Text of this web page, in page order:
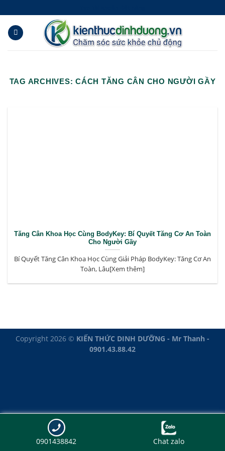
to
content
TAG ARCHIVES:CÁCH TĂNG CÂN CHO NGƯỜI GẦY
Tăng Cân Khoa Học Cùng BodyKey: Bí Quyết Tăng Cơ An Toàn
Cho Người Gầy
Bí Quyết Tăng Cân Khoa Học Cùng Giải Pháp BodyKey: Tăng Cơ An
Toàn, Lâu[Xem thêm]
Copyright 2026 © KIẾN THỨC DINH DƯỠNG - Mr Thanh -
0901.43.88.42
0901438842 Chat zalo